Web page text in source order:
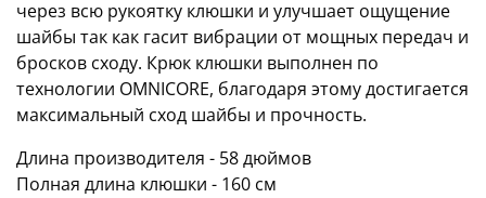
через всю рукоятку клюшки и улучшает ощущение
шайбы так как гасит вибрации от мощных передач и
бросков сходу. Крюк клюшки выполнен по
технологии OMNICORE, благодаря этому достигается
максимальный сход шайбы и прочность.
Длина производителя - 58 дюймов
Полная длина клюшки - 160 см